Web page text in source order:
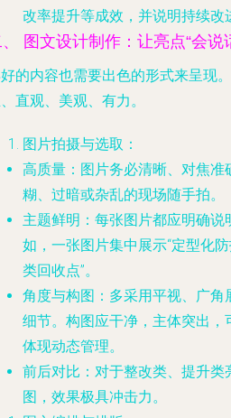
改率提升等成效，并说明持续改
图文设计制作：让亮点“会说
的内容也需要出色的形式来呈现
直观、美观、有力。
图片拍摄与选取 ：
高质量 ：图片务必清晰、对焦
糊、过暗或杂乱的现场随手拍。
主题鲜明 ：每张图片都应明确
如，一张图片集中展示“定型化
类回收点”。
角度与构图 ：多采用平视、广
细节。构图应干净，主体突出
体现动态管理。
前后对比 ：对于整改类、提升
图，效果极具冲击力。